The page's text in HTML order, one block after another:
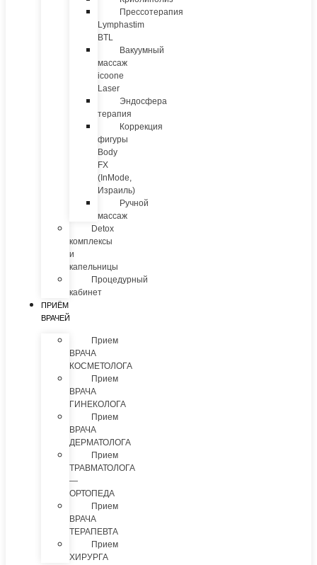
Прессотерапия
Lymphastim
BTL
Вакуумный
массаж
icoone
Laser
Эндосфера
терапия
Коррекция
фигуры
Body
FX
(InMode,
Израиль)
Ручной
массаж
Detox
комплексы
и
капельницы
Процедурный
кабинет
ПРИЁМ
ВРАЧЕЙ
Прием
ВРАЧА
КОСМЕТОЛОГА
Прием
ВРАЧА
ГИНЕКОЛОГА
Прием
ВРАЧА
ДЕРМАТОЛОГА
Прием
ТРАВМАТОЛОГА
—
ОРТОПЕДА
Прием
ВРАЧА
ТЕРАПЕВТА
Прием
ХИРУРГА